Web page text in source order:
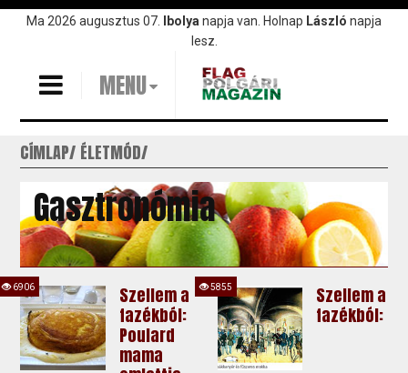
UgrásMa 2026 augusztus 07. Ibolya napja van. Holnap László napja
lesz.
MENU
CÍMLAP ÉLETMÓD
Gasztronómia
Szellem a
fazékból:
Poulard
mama
6906
Szellem a
fazékból:
5855